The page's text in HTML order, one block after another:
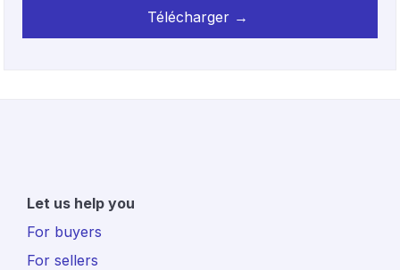
Let us help you
For buyers
For sellers